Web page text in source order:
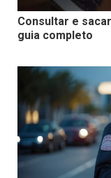
Consultar e
guia completo